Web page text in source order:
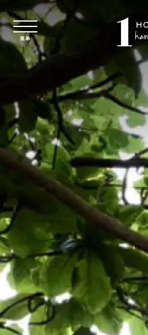
跳至主要内容
菜单